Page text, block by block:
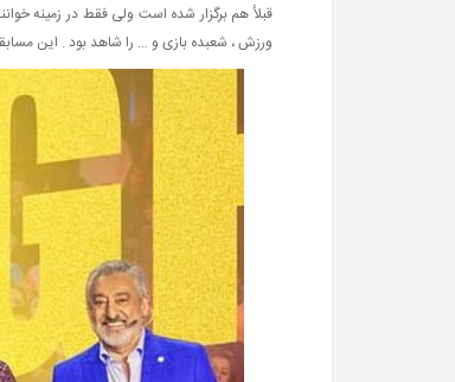
قبلأ هم برگزار شده است ولی فقط در زمینه
ورزش ، شعبده بازی و … را شاهد بود . این مسابقه به نفر اول 100 هزار